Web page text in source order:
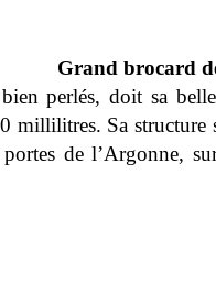
Grand brocard
perlés, doit sa
Sa structure
de l’Argonne,